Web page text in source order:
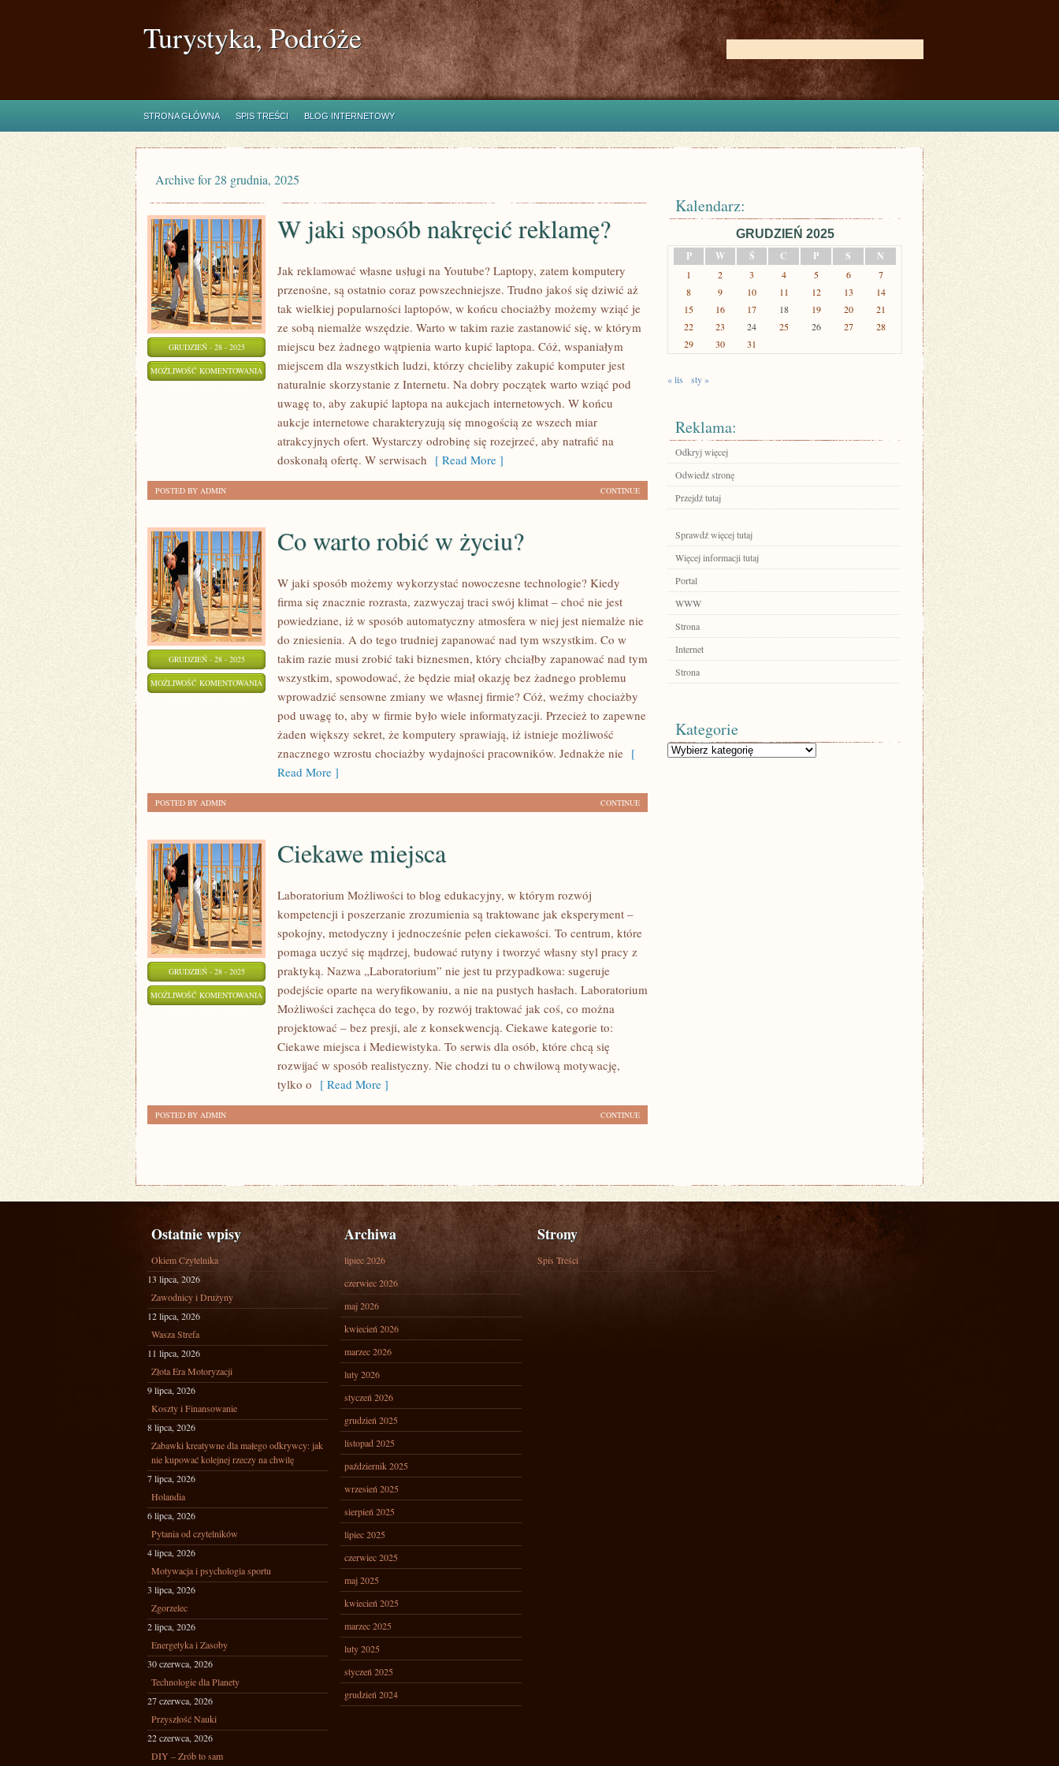
Turystyka, Podróże
STRONA GŁÓWNA SPIS TREŚCI BLOG INTERNETOWY
Archive for 28 grudnia, 2025
GRUDZIEŃ - 28 - 2025
MOŻLIWOŚĆ KOMENTOWANIA
SPOSÓB
NAKRĘCIĆ
REKLAMĘ?
W jaki sposób nakręcić reklamę?
Jak reklamować własne usługi na Youtube? Laptopy, zatem komputery
przenośne, są ostatnio coraz powszechniejsze. Trudno jakoś się dziwić aż
tak wielkiej popularności laptopów, w końcu chociażby możemy wziąć je
ze sobą niemalże wszędzie. Warto w takim razie zastanowić się, w którym
miejscu bez żadnego wątpienia warto kupić laptopa. Cóż, wspaniałym
miejscem dla wszystkich ludzi, którzy chcieliby zakupić komputer jest
naturalnie skorzystanie z Internetu. Na dobry początek warto wziąć pod
uwagę to, aby zakupić laptopa na aukcjach internetowych. W końcu
aukcje internetowe charakteryzują się mnogością ze wszech miar
atrakcyjnych ofert. Wystarczy odrobinę się rozejrzeć, aby natrafić na
doskonałą ofertę. W serwisach [ Read More ]
CONTINUE
POSTED BY ADMIN
GRUDZIEŃ - 28 - 2025
MOŻLIWOŚĆ KOMENTOWANIA
WARTO
ROBIĆ
ŻYCIU?
Co warto robić w życiu?
W jaki sposób możemy wykorzystać nowoczesne technologie? Kiedy
firma się znacznie rozrasta, zazwyczaj traci swój klimat – choć nie jest
powiedziane, iż w sposób automatyczny atmosfera w niej jest niemalże nie
do zniesienia. A do tego trudniej zapanować nad tym wszystkim. Co w
takim razie musi zrobić taki biznesmen, który chciałby zapanować nad tym
wszystkim, spowodować, że będzie miał okazję bez żadnego problemu
wprowadzić sensowne zmiany we własnej firmie? Cóż, weźmy chociażby
pod uwagę to, aby w firmie było wiele informatyzacji. Przecież to zapewne
żaden większy sekret, że komputery sprawiają, iż istnieje możliwość
znacznego wzrostu chociażby wydajności pracowników. Jednakże nie [
Read More ]
CONTINUE
POSTED BY ADMIN
GRUDZIEŃ - 28 - 2025
MOŻLIWOŚĆ KOMENTOWANIA CIEKAWE
MIEJSCA
Ciekawe miejsca
Laboratorium Możliwości to blog edukacyjny, w którym rozwój
kompetencji i poszerzanie zrozumienia są traktowane jak eksperyment –
spokojny, metodyczny i jednocześnie pełen ciekawości. To centrum, które
pomaga uczyć się mądrzej, budować rutyny i tworzyć własny styl pracy z
praktyką. Nazwa „Laboratorium” nie jest tu przypadkowa: sugeruje
podejście oparte na weryfikowaniu, a nie na pustych hasłach. Laboratorium
Możliwości zachęca do tego, by rozwój traktować jak coś, co można
projektować – bez presji, ale z konsekwencją. Ciekawe kategorie to:
Ciekawe miejsca i Mediewistyka. To serwis dla osób, które chcą się
rozwijać w sposób realistyczny. Nie chodzi tu o chwilową motywację,
tylko o [ Read More ]
CONTINUE
POSTED BY ADMIN
Kalendarz:
GRUDZIEŃ 2025
P
W Ś C P S N
1 2 3 4 5 6
7
8
9 10 11 12 13
14
15
16 17 18 19 20
21
22
23 24 25 26 27
28
29
30 31
« lis sty »
Reklama:
Odkryj więcej
Odwiedź stronę
Przejdź tutaj
Sprawdź więcej tutaj
Więcej informacji tutaj
Portal
WWW
Strona
Internet
Strona
Kategorie
Kategorie
Ostatnie wpisy
Okiem Czytelnika
13 lipca, 2026
Zawodnicy i Drużyny
12 lipca, 2026
Wasza Strefa
11 lipca, 2026
Złota Era Motoryzacji
9 lipca, 2026
Koszty i Finansowanie
8 lipca, 2026
Zabawki kreatywne dla małego odkrywcy: jak
nie kupować kolejnej rzeczy na chwilę
7 lipca, 2026
Holandia
6 lipca, 2026
Pytania od czytelników
4 lipca, 2026
Motywacja i psychologia sportu
3 lipca, 2026
Zgorzelec
2 lipca, 2026
Energetyka i Zasoby
30 czerwca, 2026
Technologie dla Planety
27 czerwca, 2026
Przyszłość Nauki
22 czerwca, 2026
DIY – Zrób to sam
Archiwa
lipiec 2026
czerwiec 2026
maj 2026
kwiecień 2026
marzec 2026
luty 2026
styczeń 2026
grudzień 2025
listopad 2025
październik 2025
wrzesień 2025
sierpień 2025
lipiec 2025
czerwiec 2025
maj 2025
kwiecień 2025
marzec 2025
luty 2025
styczeń 2025
grudzień 2024
Strony
Spis Treści